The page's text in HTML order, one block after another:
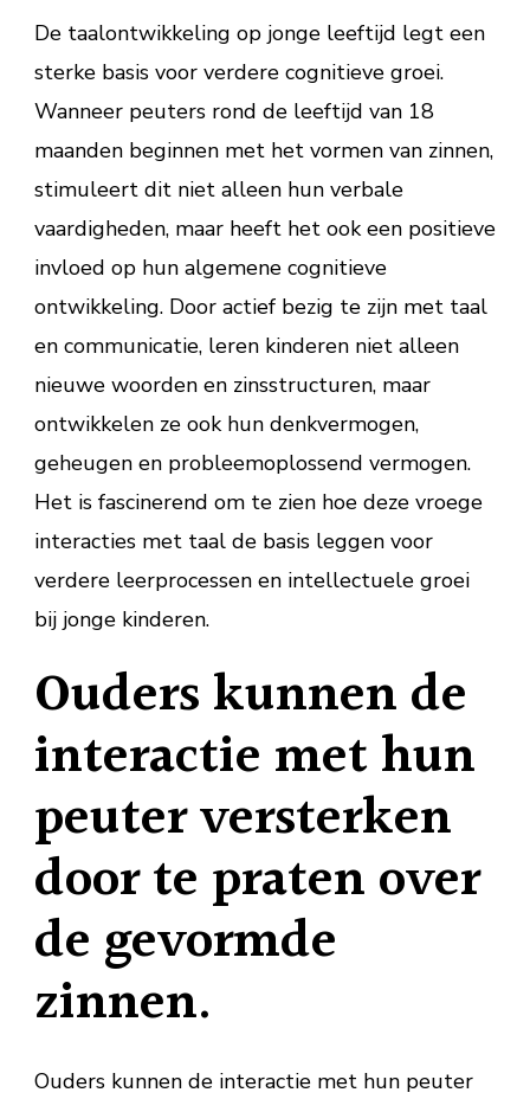
De taalontwikkeling op jonge leeftijd legt een
sterke basis voor verdere cognitieve groei.
Wanneer peuters rond de leeftijd van 18
maanden beginnen met het vormen van zinnen,
stimuleert dit niet alleen hun verbale
vaardigheden, maar heeft het ook een positieve
invloed op hun algemene cognitieve
ontwikkeling. Door actief bezig te zijn met taal
en communicatie, leren kinderen niet alleen
nieuwe woorden en zinsstructuren, maar
ontwikkelen ze ook hun denkvermogen,
geheugen en probleemoplossend vermogen.
Het is fascinerend om te zien hoe deze vroege
interacties met taal de basis leggen voor
verdere leerprocessen en intellectuele groei
bij jonge kinderen.
Ouders kunnen de
interactie met hun
peuter versterken
door te praten over
de gevormde
zinnen.
Ouders kunnen de interactie met hun peuter